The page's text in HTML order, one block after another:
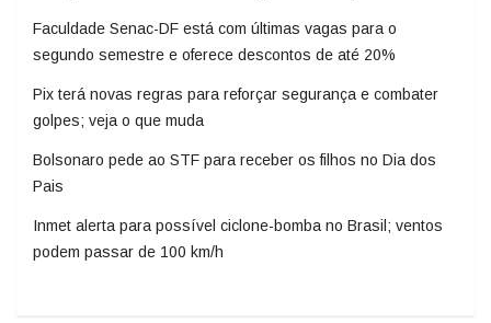
Faculdade Senac-DF está com últimas vagas para o
segundo semestre e oferece descontos de até 20%
Pix terá novas regras para reforçar segurança e combater
golpes; veja o que muda
Bolsonaro pede ao STF para receber os filhos no Dia dos
Pais
Inmet alerta para possível ciclone-bomba no Brasil; ventos
podem passar de 100 km/h